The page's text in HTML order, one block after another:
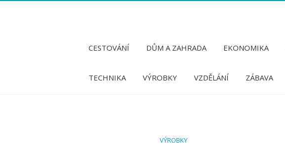
CESTOVÁNÍ DŮM A ZAHRADA EKONOMIKA
TECHNIKA VÝROBKY VZDĚLÁNÍ ZÁBAVA
VÝROBKY